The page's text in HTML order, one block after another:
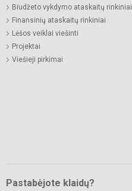
Biudžeto vykdymo ataskaitų rinkiniai
Finansinių ataskaitų rinkiniai
Lėšos veiklai viešinti
Projektai
Viešieji pirkimai
Pastabėjote klaidų?